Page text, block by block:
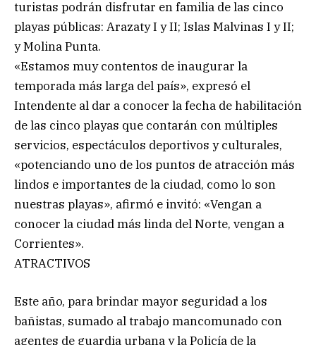
turistas podrán disfrutar en familia de las cinco
playas públicas: Arazaty I y II; Islas Malvinas I y II;
y Molina Punta.
«Estamos muy contentos de inaugurar la
temporada más larga del país», expresó el
Intendente al dar a conocer la fecha de habilitación
de las cinco playas que contarán con múltiples
servicios, espectáculos deportivos y culturales,
«potenciando uno de los puntos de atracción más
lindos e importantes de la ciudad, como lo son
nuestras playas», afirmó e invitó: «Vengan a
conocer la ciudad más linda del Norte, vengan a
Corrientes».
ATRACTIVOS
Este año, para brindar mayor seguridad a los
bañistas, sumado al trabajo mancomunado con
agentes de guardia urbana y la Policía de la